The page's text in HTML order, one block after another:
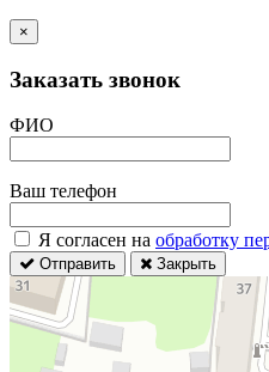
×
Заказать звонок
ФИО
Ваш телефон
Я согласен на обработку
Отправить Закрыть